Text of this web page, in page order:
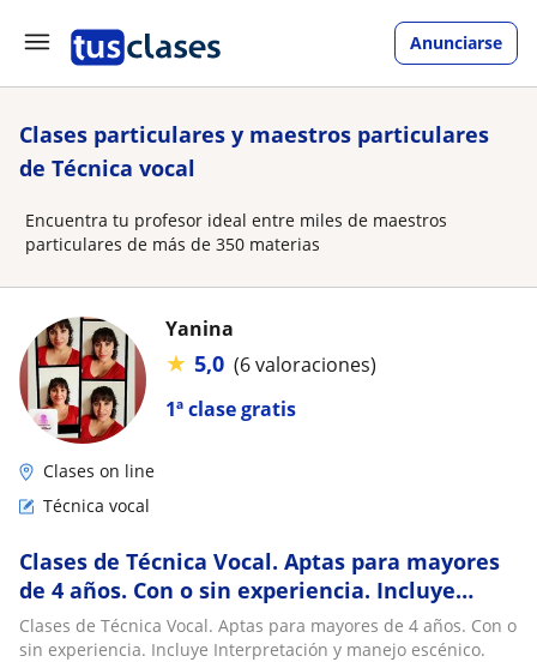
Anunciarse
Clases particulares y maestros particulares
de Técnica vocal
Encuentra tu profesor ideal entre miles de maestros
particulares de más de 350 materias
1ª clase gratis
Yanina
★ 5,0 (6 valoraciones)
Clases on line
Técnica vocal
Clases de Técnica Vocal. Aptas para mayores
de 4 años. Con o sin experiencia. Incluye
Interpretación y manejo escénico
Clases de Técnica Vocal. Aptas para mayores de 4 años. Con o
sin experiencia. Incluye Interpretación y manejo escénico.